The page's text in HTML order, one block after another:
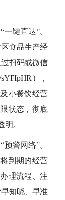
键直达”。
食品生产经
扫码或微信
），
小餐饮经营
状态，彻底
明。
警网络”。
到期的经营
理流程、注
知晓、早准